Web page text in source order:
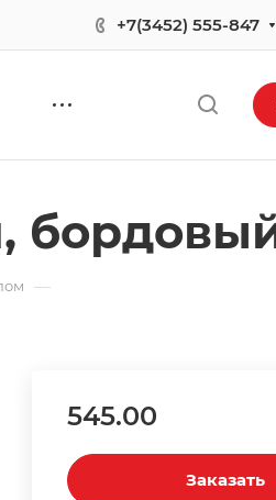
+7(3452) 555-847
—
545.00
Заказать